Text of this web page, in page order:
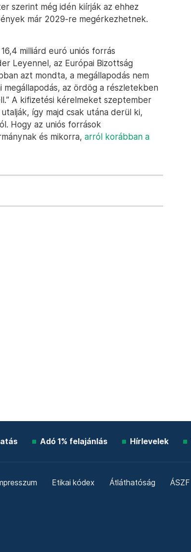
szerint még idén kiírják az ehhez
már 2029-re megérkezhetnek.
milliárd euró uniós forrás
Leyennel, az Európai Bizottság
azt mondta, a megállapodás nem
megállapodás, az ördög a részletekben
A kifizetési kérelmeket szeptember
így majd csak utána derül ki,
Hogy az uniós források
és mikorra, arról korábban a
Adó 1% felajánlás Hírlevelek
Etikai kódex Átláthatóság ÁSZF